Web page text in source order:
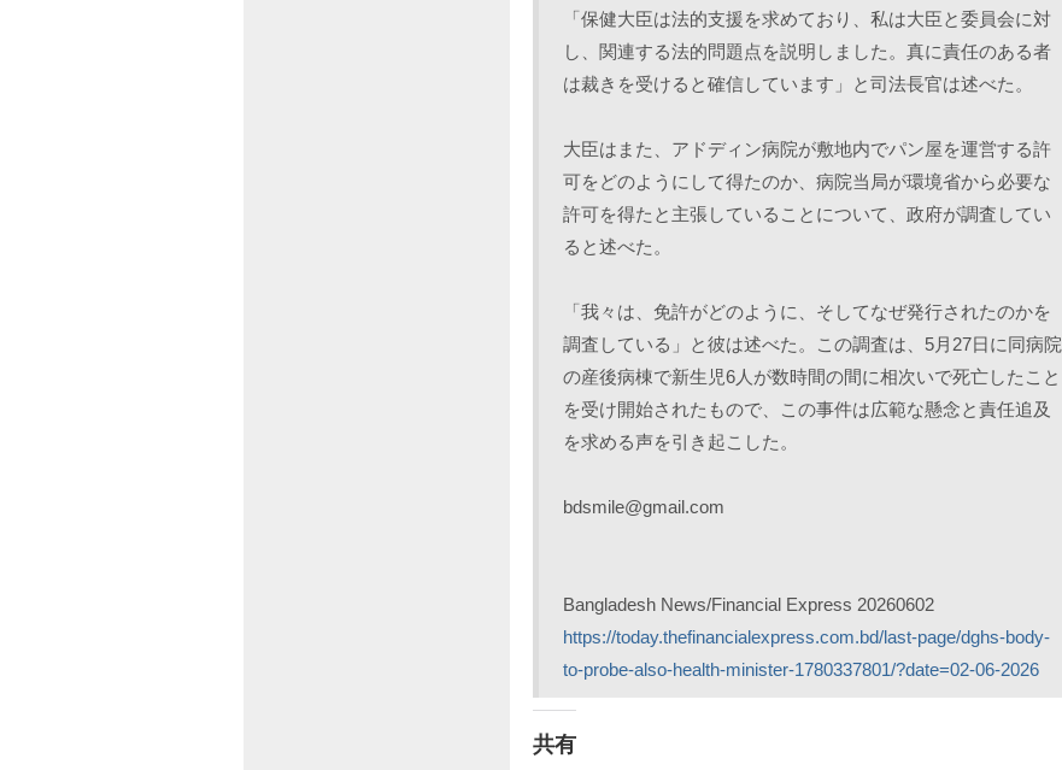
「保健大臣は法的支援を求めており、私は大臣と委員会に対
し、関連する法的問題点を説明しました。真に責任のある者
は裁きを受けると確信しています」と司法長官は述べた。
大臣はまた、アドディン病院が敷地内でパン屋を運営する許
可をどのようにして得たのか、病院当局が環境省から必要な
許可を得たと主張していることについて、政府が調査してい
ると述べた。
「我々は、免許がどのように、そしてなぜ発行されたのかを
調査している」と彼は述べた。この調査は、5月27日に同病院
の産後病棟で新生児6人が数時間の間に相次いで死亡したこと
を受け開始されたもので、この事件は広範な懸念と責任追及
を求める声を引き起こした。
bdsmile@gmail.com
Bangladesh News/Financial Express 20260602
https://today.thefinancialexpress.com.bd/last-page/dghs-body-
to-probe-also-health-minister-1780337801/?date=02-06-2026
共有